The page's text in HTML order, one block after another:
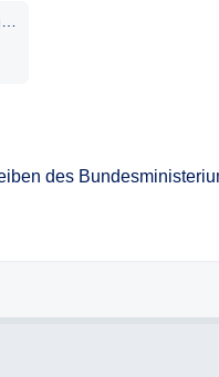
Belohnungsbudget für
oder quartalsweise
Belohnungsbudget für
des